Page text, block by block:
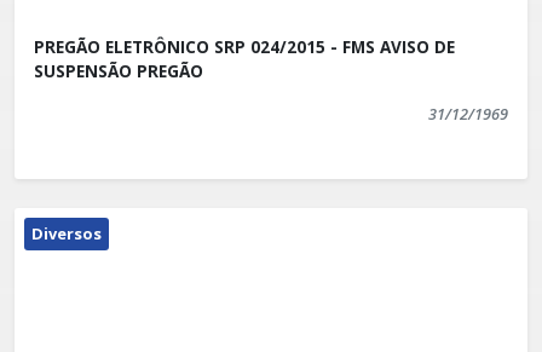
PREGÃO ELETRÔNICO SRP 024/2015 - FMS AVISO DE
SUSPENSÃO PREGÃO
31/12/1969
Diversos